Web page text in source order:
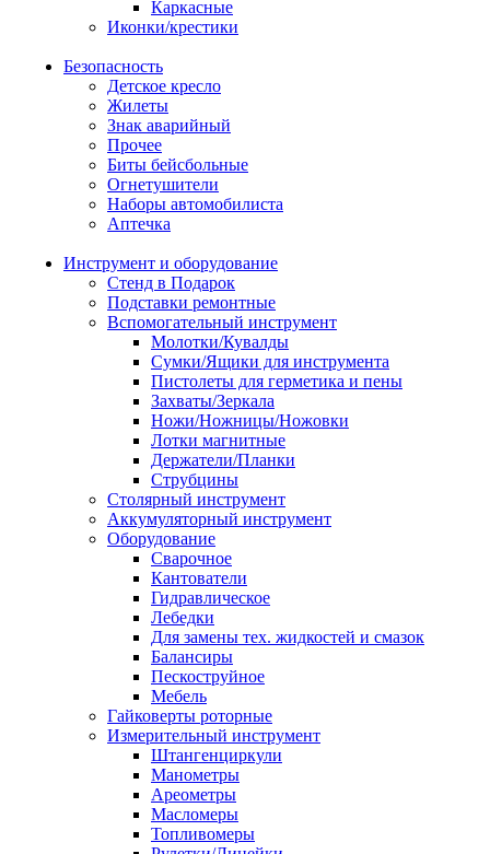
Каркасные
Иконки/крестики
Безопасность
Детское кресло
Жилеты
Знак аварийный
Прочее
Биты бейсбольные
Огнетушители
Наборы автомобилиста
Аптечка
Инструмент и оборудование
Стенд в Подарок
Подставки ремонтные
Вспомогательный инструмент
Молотки/Кувалды
Сумки/Ящики для инструмента
Пистолеты для герметика и пены
Захваты/Зеркала
Ножи/Ножницы/Ножовки
Лотки магнитные
Держатели/Планки
Струбцины
Столярный инструмент
Аккумуляторный инструмент
Оборудование
Сварочное
Кантователи
Гидравлическое
Лебедки
Для замены тех. жидкостей и смазок
Балансиры
Пескоструйное
Мебель
Гайковерты роторные
Измерительный инструмент
Штангенциркули
Манометры
Ареометры
Масломеры
Топливомеры